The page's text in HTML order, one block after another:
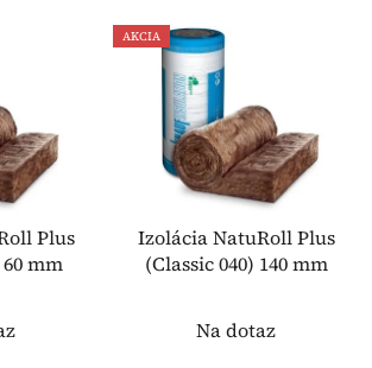
Plus
mm
AKCIA
Izolácia NatuRoll Plus
(Classic 040) 140 mm
Na dotaz